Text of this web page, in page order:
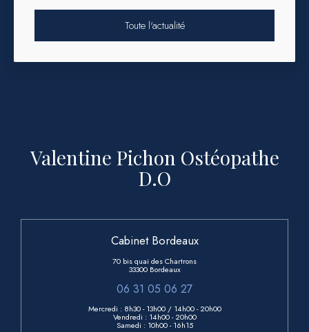
Toute l'actualité
Valentine Pichon Ostéopathe
D.O
Cabinet Bordeaux
70 bis quai des Chartrons
33300 Bordeaux
06 31 05 06 27
Mercredi : 8h30 - 13h00 / 14h00 - 20h00
Vendredi : 14h00 - 20h00
Samedi : 10h00 - 16h15